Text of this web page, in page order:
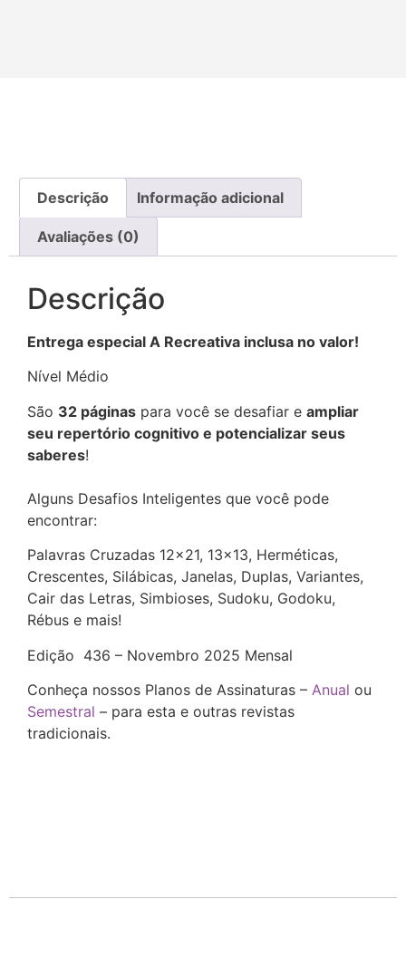
Descrição Informação adicional
Avaliações (0)
Descrição
Entrega especial A Recreativa inclusa no valor!
Nível Médio
São 32 páginas para você se desafiar e ampliar
seu repertório cognitivo e potencializar seus
saberes!
Alguns Desafios Inteligentes que você pode
encontrar:
Palavras Cruzadas 12×21, 13×13, Herméticas,
Crescentes, Silábicas, Janelas, Duplas, Variantes,
Cair das Letras, Simbioses, Sudoku, Godoku,
Rébus e mais!
Edição 436 – Novembro 2025 Mensal
Conheça nossos Planos de Assinaturas – Anual ou
Semestral – para esta e outras revistas
tradicionais.